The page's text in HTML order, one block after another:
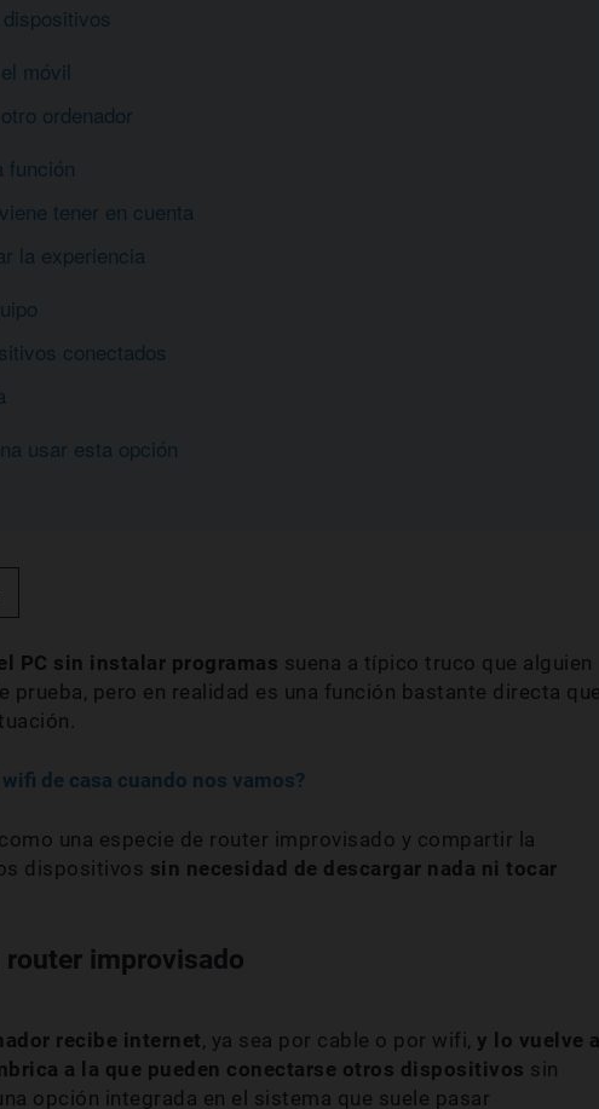
móvil
ordenador
función
tener en cuenta
la experiencia
conectados
usar esta opción
PC sin instalar programas suena a típico truco que alguien
prueba, pero en realidad es una función bastante directa que
de casa cuando nos vamos?
una especie de router improvisado y compartir la
dispositivos sin necesidad de descargar nada ni tocar
router improvisado
recibe internet, ya sea por cable o por wifi, y lo vuelve a
a la que pueden conectarse otros dispositivos sin
opción integrada en el sistema que suele pasar